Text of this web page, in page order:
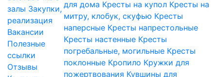
залы Закупки,
реализация
Вакансии
Полезные
ссылки
Отзывы
для дома Кресты на купол Кресты на
митру, клобук, скуфью Кресты
наперсные Кресты напрестольные
Кресты настенные Кресты
погребальные, могильные Кресты
поклонные Кропило Кружки для
пожертвования Кувшины для